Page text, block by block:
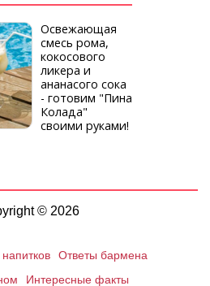
Освежающая
смесь рома,
кокосового
ликера и
ананасого сока
- готовим "Пина
Колада"
своими руками!
© 2026
Ответы бармена
Интересные факты